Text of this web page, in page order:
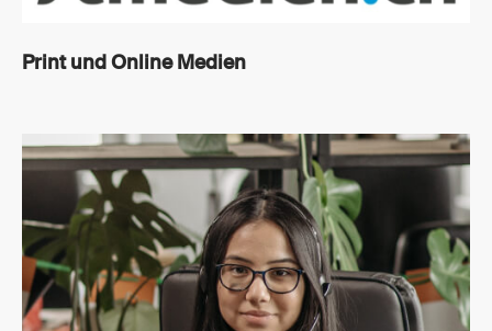
Print und Online Medien